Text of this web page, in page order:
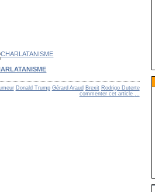
Donald Trump Gérard Araud Brexit Rodrigo Duterte
commenter cet article …